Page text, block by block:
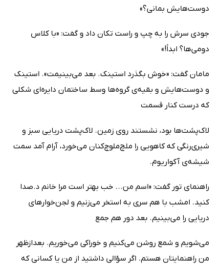
دوست‌هایش بمانی؟»
جودی سرش را به چپ و راست تکان داد و گفت: «با کلاس
دومی‌ها؟ ابداً!»
مامان گفت: «خوش بگذرد استینک. بعد می‌بینیمت». استینک
و دوست‌هایش و بقیه‌ی گروه‌ها وسط ساختمان دایره‌ای شکلی
که درست کنار قسمت
لاک‌پشت‌ها بود، نشستند روی زمین. لاک‌پشت دریایی سبز و
شیری‌رنگی که کاهویی را ملچ‌ملوچ‌کنان می‌خورد، آرام آمد سمت
شیشه‌ی آکواریوم.
راهنمای تور گفت: «اسم من... خب بهتر است مرا خانم د.صدا
کنید. امشب با هم سری به استخر می‌زنیم و لجن‌خوارهای
دریایی را می‌بینیم. بعد دور هم جمع
می‌شویم و شمع روشن می‌کنیم و خوراکی می‌خوریم. بعدازظهر
من راهنمایتان هستم. اگر سؤالی داشتید از من یا کسانی که